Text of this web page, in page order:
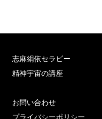
志麻絹依セラピー
精神宇宙の講座
お問い合わせ
プライバシーポリシー